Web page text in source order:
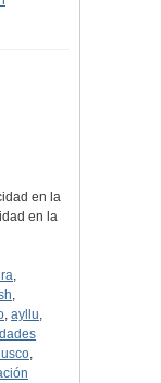
en la
en la
,
,
,ayllu,
,